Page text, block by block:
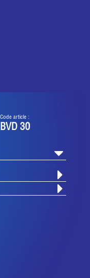
Code article :
BVD 30